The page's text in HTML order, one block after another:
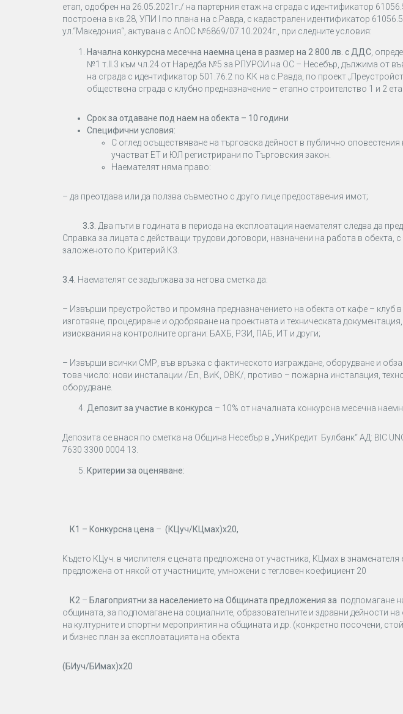
етап, одобрен на 26.05.2021г./ на партерния етаж на сграда с идентификатор
построена в кв.28, УПИ I по плана на с.Равда, с кадастрален идентификатор
ул.“Македония“, актувана с АпОС №6869/07.10.2024г., при следните условия:
Начална конкурсна месечна наемна цена в размер на 2 800 лв. с ДДС ,
№1 т.IІ.3 към чл.24 от Наредба №5 за РПУРОИ на ОС – Несебър, дължима от
на сграда с идентификатор 501.76.2 по КК на с.Равда, по проект
обществена сграда с клубно предназначение – етапно строителство 1 и 2
Срок за отдаване под наем на обекта – 10 години
Специфични условия:
С оглед осъществяване на търговска дейност в публично
участват ЕТ и ЮЛ регистрирани по Търговския закон.
Наемателят няма право:
– да преотдава или да ползва съвместно с друго лице предоставения имот;
3.3. Два пъти в годината в периода на експлоатация наемателят следва да
Справка за лицата с действащи трудови договори, назначени на работа в обекта,
заложеното по Критерий К3.
3.4. Наемателят се задължава за негова сметка да:
– Извърши преустройство и промяна предназначението на обекта от кафе – клуб
изготвяне, процедиране и одобряване на проектната и техническата
изисквания на контролните органи: БАХБ, РЗИ, ПАБ, ИТ и други;
– Извърши всички СМР, във връзка с фактическото изграждане, оборудване и
това число: нови инсталации /Ел., ВиК, ОВК/, противо – пожарна инсталация,
оборудване.
Депозит за участие в конкурса – 10% от началната конкурсна месечна
Депозита се внася по сметка на Община Несебър в „УниКредит Булбанк“ АД: ВIС
7630 3300 0004 13.
Критерии за оценяване:
К1 – Конкурсна цена – (КЦуч/КЦмах)х20,
Където КЦуч. в числителя е цената предложена от участника, КЦмах в
предложена от някой от участниците, умножени с тегловен коефициент 20
К2 – Благоприятни за населението на Общината предложения за подпомагане
общината, за подпомагане на социалните, образователните и здравни дейности
на културните и спортни мероприятия на общината и др. (конкретно посочени,
и бизнес план за експлоатацията на обекта
(БИуч/БИмах)х20